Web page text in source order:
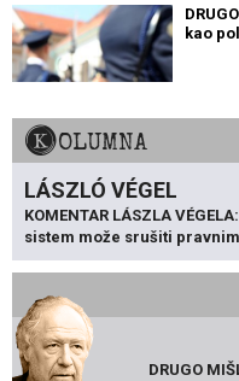
kao
KOLUMNA
LÁSZLÓ VÉGEL
KOMENTAR LÁSZLA
sistem može srušiti
DRUGO